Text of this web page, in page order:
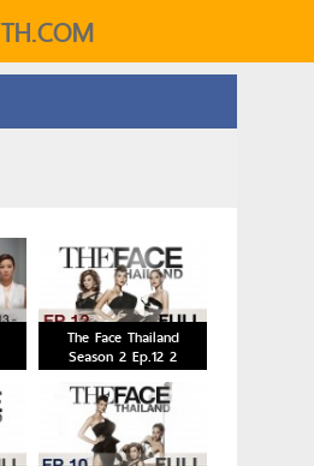
The Face Thailand
Season 2 Ep.12 2
มกราคม 2559